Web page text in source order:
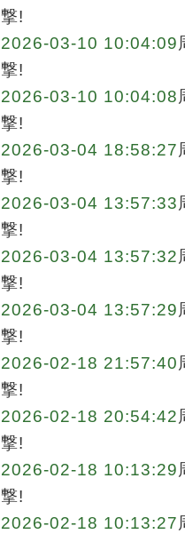
撃!
2026-03-10 10:04:09
撃!
2026-03-10 10:04:08
撃!
2026-03-04 18:58:27
撃!
2026-03-04 13:57:33
撃!
2026-03-04 13:57:32
撃!
2026-03-04 13:57:29
撃!
2026-02-18 21:57:40
撃!
2026-02-18 20:54:42
撃!
2026-02-18 10:13:29
撃!
2026-02-18 10:13:27